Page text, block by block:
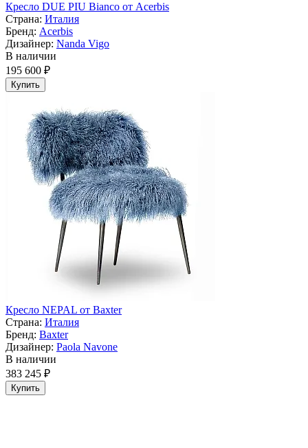
Кресло DUE PIU Bianco от Acerbis
Страна: Италия
Бренд: Acerbis
Дизайнер: Nanda Vigo
В наличии
195 600 ₽
Купить
Кресло NEPAL от Baxter
Страна: Италия
Бренд: Baxter
Дизайнер: Paola Navone
В наличии
383 245 ₽
Купить